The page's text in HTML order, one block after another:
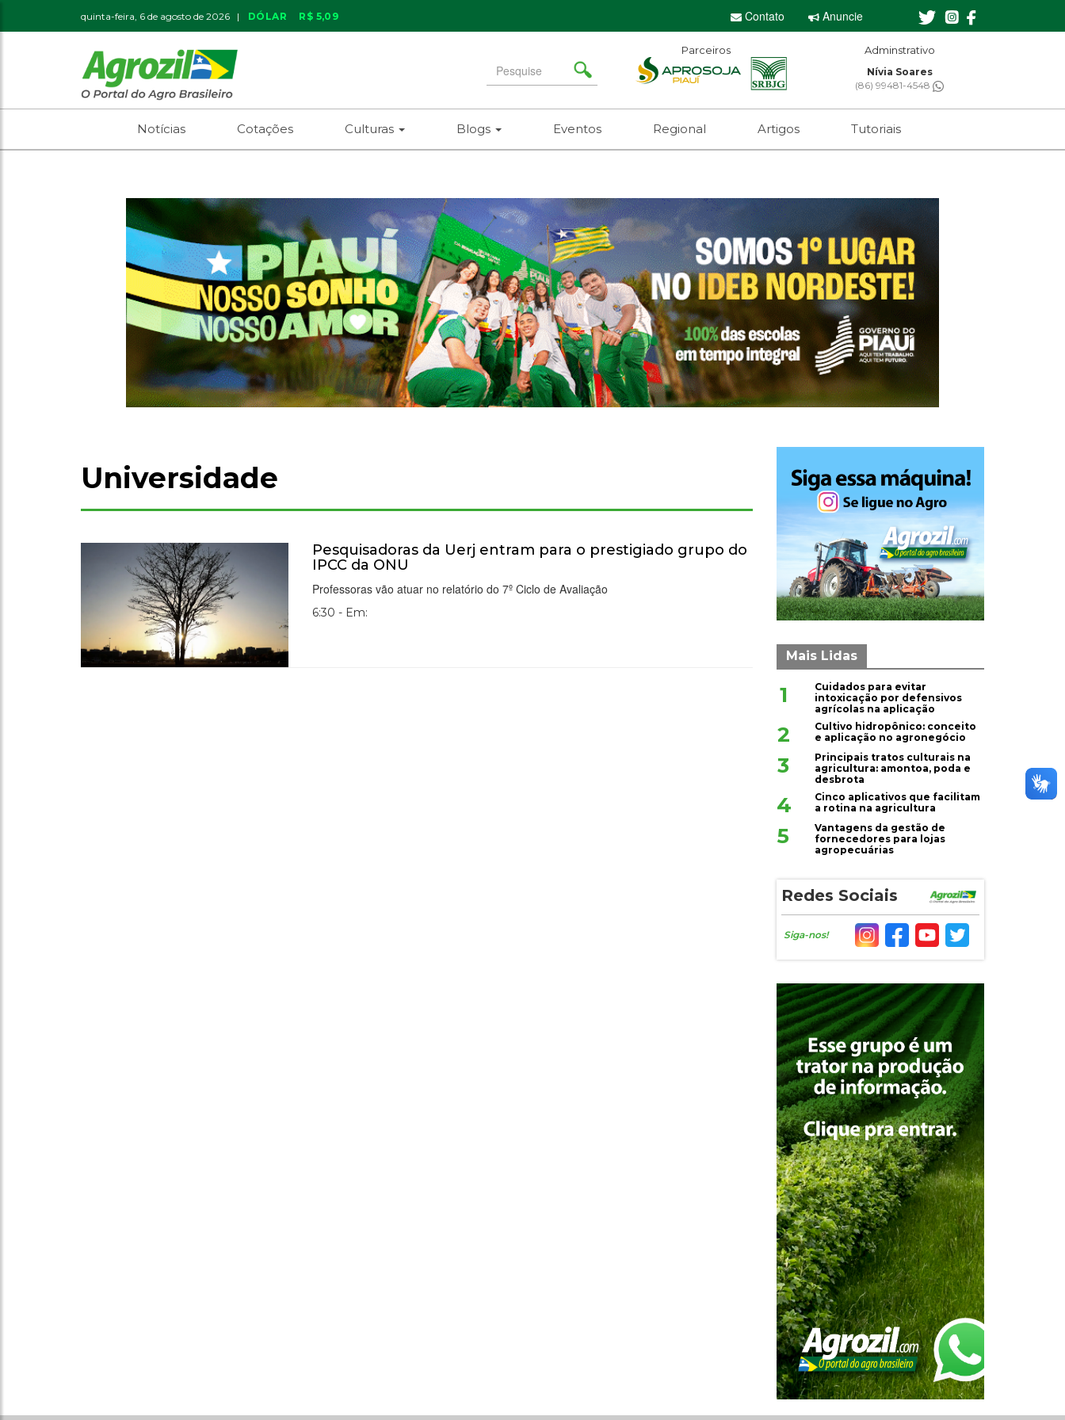
quinta-feira, 6 de agosto de 2026 | DÓLAR R$ 5,09 Contato Anuncie
Search
for
Parceiros Adminstrativo
Nívia Soares
(86) 99481-4548
Notícias Cotações Culturas Blogs Eventos Regional Artigos Tutoriais
Universidade
Pesquisadoras da Uerj entram para o prestigiado grupo do
IPCC da ONU
Professoras vão atuar no relatório do 7º Ciclo de Avaliação
6:30 - Em:
Mais Lidas
1
Cuidados para evitar
intoxicação por defensivos
agrícolas na aplicação
2
Cultivo hidropônico: conceito
e aplicação no agronegócio
3
Principais tratos culturais na
agricultura: amontoa, poda e
desbrota
4
Cinco aplicativos que facilitam
a rotina na agricultura
5
Vantagens da gestão de
fornecedores para lojas
agropecuárias
Redes Sociais
Siga-nos!